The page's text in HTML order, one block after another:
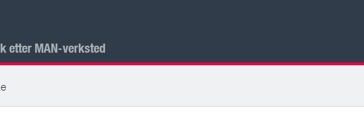
etter MAN-verksted